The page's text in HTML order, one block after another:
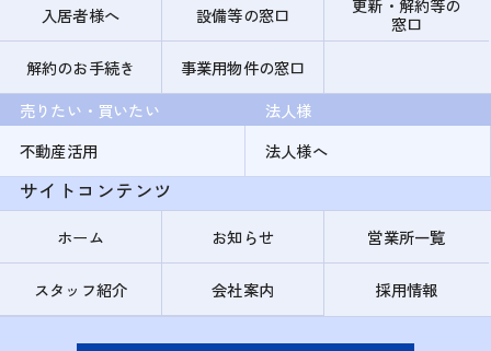
入居者様へ
設備等の窓口
更新・解約等の
窓口
解約のお手続き
事業用物件の窓口
売りたい・買いたい
不動産活用
法人様
法人様へ
サイトコンテンツ
ホーム お知らせ 営業所一覧
スタッフ紹介 会社案内 採用情報